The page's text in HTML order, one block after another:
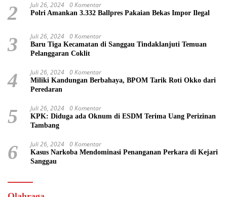
2 Juli 26, 2024 0 Komentar
Polri Amankan 3.332 Ballpres Pakaian Bekas Impor Ilegal
3 Juli 26, 2024 0 Komentar
Baru Tiga Kecamatan di Sanggau Tindaklanjuti Temuan
Pelanggaran Coklit
4 Juli 26, 2024 0 Komentar
Miliki Kandungan Berbahaya, BPOM Tarik Roti Okko dari
Peredaran
5 Juli 26, 2024 0 Komentar
KPK: Diduga ada Oknum di ESDM Terima Uang Perizinan
Tambang
6 Juli 26, 2024 0 Komentar
Kasus Narkoba Mendominasi Penanganan Perkara di Kejari
Sanggau